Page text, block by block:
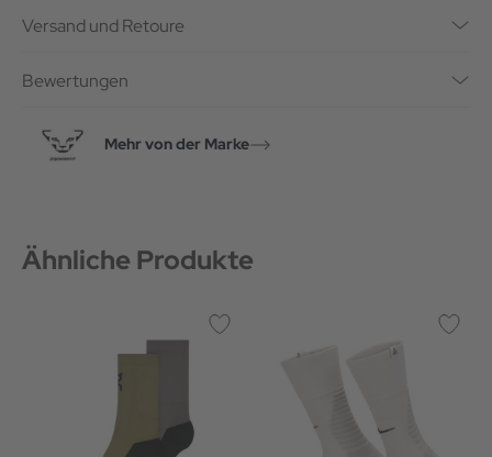
Versand und Retoure
Bewertungen
Mehr von der Marke
Ähnliche Produkte